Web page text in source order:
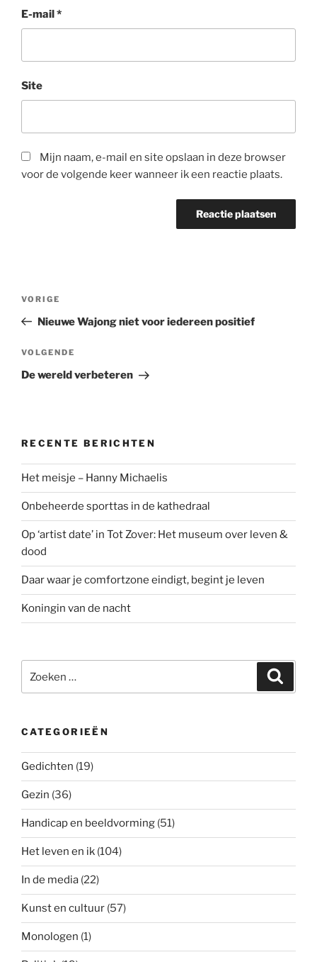
E-mail*
Site
Mijn naam, e-mail en site opslaan in deze browser
voor de volgende keer wanneer ik een reactie plaats.
Vorig
bericht
VORIGE
Nieuwe Wajong niet voor iedereen positief
Volgend
bericht
VOLGENDE
De wereld verbeteren
RECENTE BERICHTEN
Het meisje – Hanny Michaelis
Onbeheerde sporttas in de kathedraal
Op ‘artist date’ in Tot Zover: Het museum over leven &
dood
Daar waar je comfortzone eindigt, begint je leven
Koningin van de nacht
naar:
CATEGORIEËN
Gedichten (19)
Gezin (36)
Handicap en beeldvorming (51)
Het leven en ik (104)
In de media (22)
Kunst en cultuur (57)
Monologen (1)